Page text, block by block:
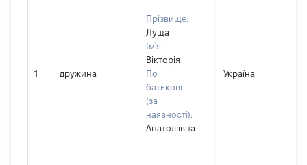
1 дружина
Прізвище:
Луща
Ім'я:
Вікторія
По
батькові
(за
наявності):
Анатоліївна
Україна